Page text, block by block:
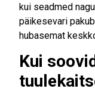
kui seadmed
päikesevari
hubasemat
Kui